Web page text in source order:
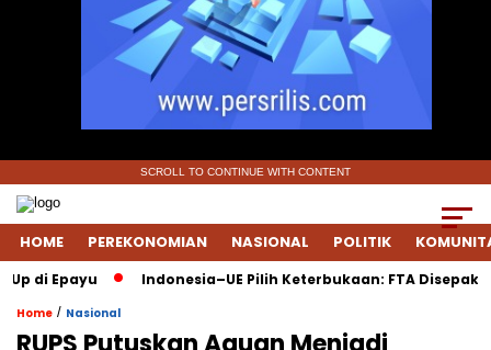
SCROLL TO CONTINUE WITH CONTENT
HOME PEREKONOMIAN NASIONAL POLITIK
di Epayu Indonesia–UE Pilih Keterbukaan: FTA Disepakati
Home / Nasional